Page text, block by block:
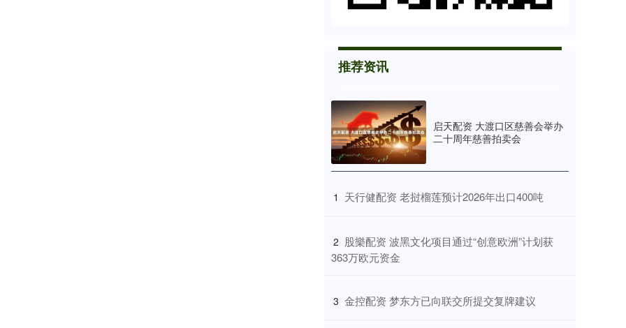
推荐资讯
启天配资 大渡口区慈善会举办
二十周年慈善拍卖会
1 ​天行健配资 老挝榴莲预计2026年出口400吨
2 ​股樂配资 波黑文化项目通过“创意欧洲”计划获
363万欧元资金
3 ​金控配资 梦东方已向联交所提交复牌建议